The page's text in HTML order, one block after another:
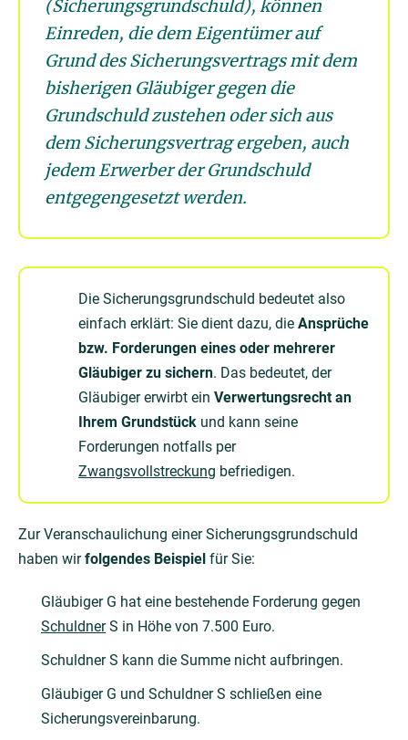
(Sicherungsgrundschuld), können
Einreden, die dem Eigentümer auf
Grund des Sicherungsvertrags mit dem
bisherigen Gläubiger gegen die
Grundschuld zustehen oder sich aus
dem Sicherungsvertrag ergeben, auch
jedem Erwerber der Grundschuld
entgegengesetzt werden.
Die Sicherungsgrundschuld bedeutet also
einfach erklärt: Sie dient dazu, die Ansprüche
bzw. Forderungen eines oder mehrerer
Gläubiger zu sichern. Das bedeutet, der
Gläubiger erwirbt ein Verwertungsrecht an
Ihrem Grundstück und kann seine
Forderungen notfalls per
Zwangsvollstreckung befriedigen.
Zur Veranschaulichung einer Sicherungsgrundschuld
haben wirfolgendes Beispiel für Sie:
Gläubiger G hat eine bestehende Forderung gegen
SchuldnerS in Höhe von 7.500 Euro.
Schuldner S kann die Summe nicht aufbringen.
Gläubiger G und Schuldner S schließen eine
Sicherungsvereinbarung.